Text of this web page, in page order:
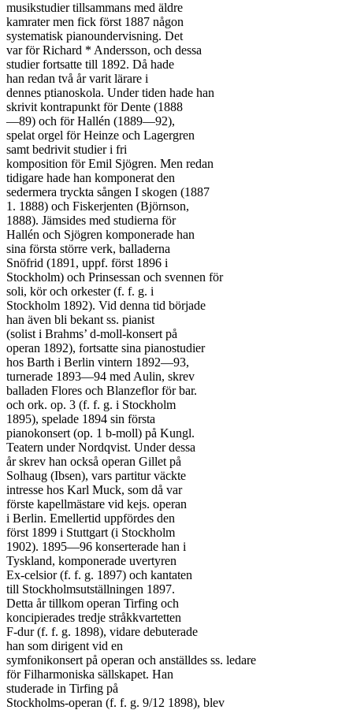
musikstudier tillsammans med äldre
kamrater men fick först 1887 någon
systematisk pianoundervisning. Det
var för Richard * Andersson, och dessa
studier fortsatte till 1892. Då hade
han redan två år varit lärare i
dennes ptianoskola. Under tiden hade han
skrivit kontrapunkt för Dente (1888
—89) och för Hallén (1889—92),
spelat orgel för Heinze och Lagergren
samt bedrivit studier i fri
komposition för Emil Sjögren. Men redan
tidigare hade han komponerat den
sedermera tryckta sången I skogen (1887
1. 1888) och Fiskerjenten (Björnson,
1888). Jämsides med studierna för
Hallén och Sjögren komponerade han
sina första större verk, balladerna
Snöfrid (1891, uppf. först 1896 i
Stockholm) och Prinsessan och svennen för
soli, kör och orkester (f. f. g. i
Stockholm 1892). Vid denna tid började
han även bli bekant ss. pianist
(solist i Brahms’ d-moll-konsert på
operan 1892), fortsatte sina pianostudier
hos Barth i Berlin vintern 1892—93,
turnerade 1893—94 med Aulin, skrev
balladen Flores och Blanzeflor för bar.
och ork. op. 3 (f. f. g. i Stockholm
1895), spelade 1894 sin första
pianokonsert (op. 1 b-moll) på Kungl.
Teatern under Nordqvist. Under dessa
år skrev han också operan Gillet på
Solhaug (Ibsen), vars partitur väckte
intresse hos Karl Muck, som då var
förste kapellmästare vid kejs. operan
i Berlin. Emellertid uppfördes den
först 1899 i Stuttgart (i Stockholm
1902). 1895—96 konserterade han i
Tyskland, komponerade uvertyren
Ex-celsior (f. f. g. 1897) och kantaten
till Stockholmsutställningen 1897.
Detta år tillkom operan Tirfing och
koncipierades tredje stråkkvartetten
F-dur (f. f. g. 1898), vidare debuterade
han som dirigent vid en
symfonikonsert på operan och anställdes ss. ledare
för Filharmoniska sällskapet. Han
studerade in Tirfing på
Stockholms-operan (f. f. g. 9/12 1898), blev